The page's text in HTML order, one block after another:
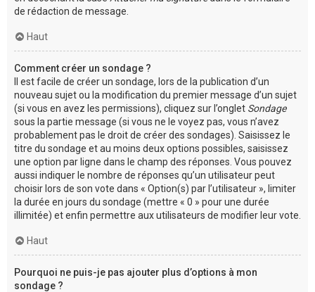
de rédaction de message.
Haut
Comment créer un sondage ?
Il est facile de créer un sondage, lors de la publication d’un
nouveau sujet ou la modification du premier message d’un sujet
(si vous en avez les permissions), cliquez sur l’onglet Sondage
sous la partie message (si vous ne le voyez pas, vous n’avez
probablement pas le droit de créer des sondages). Saisissez le
titre du sondage et au moins deux options possibles, saisissez
une option par ligne dans le champ des réponses. Vous pouvez
aussi indiquer le nombre de réponses qu’un utilisateur peut
choisir lors de son vote dans « Option(s) par l’utilisateur », limiter
la durée en jours du sondage (mettre « 0 » pour une durée
illimitée) et enfin permettre aux utilisateurs de modifier leur vote.
Haut
Pourquoi ne puis-je pas ajouter plus d’options à mon
sondage ?